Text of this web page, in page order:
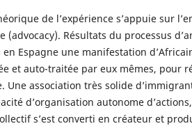
de l’expérience s’appuie sur
(advocacy). Résultats du processus
Espagne une manifestation
et auto-traitée par eux mêmes, pour
Une association très solide
d’organisation autonome
s’est converti en créateur et